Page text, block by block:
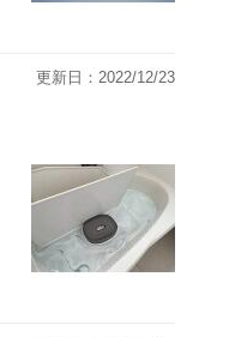
更新日：2022/12/23